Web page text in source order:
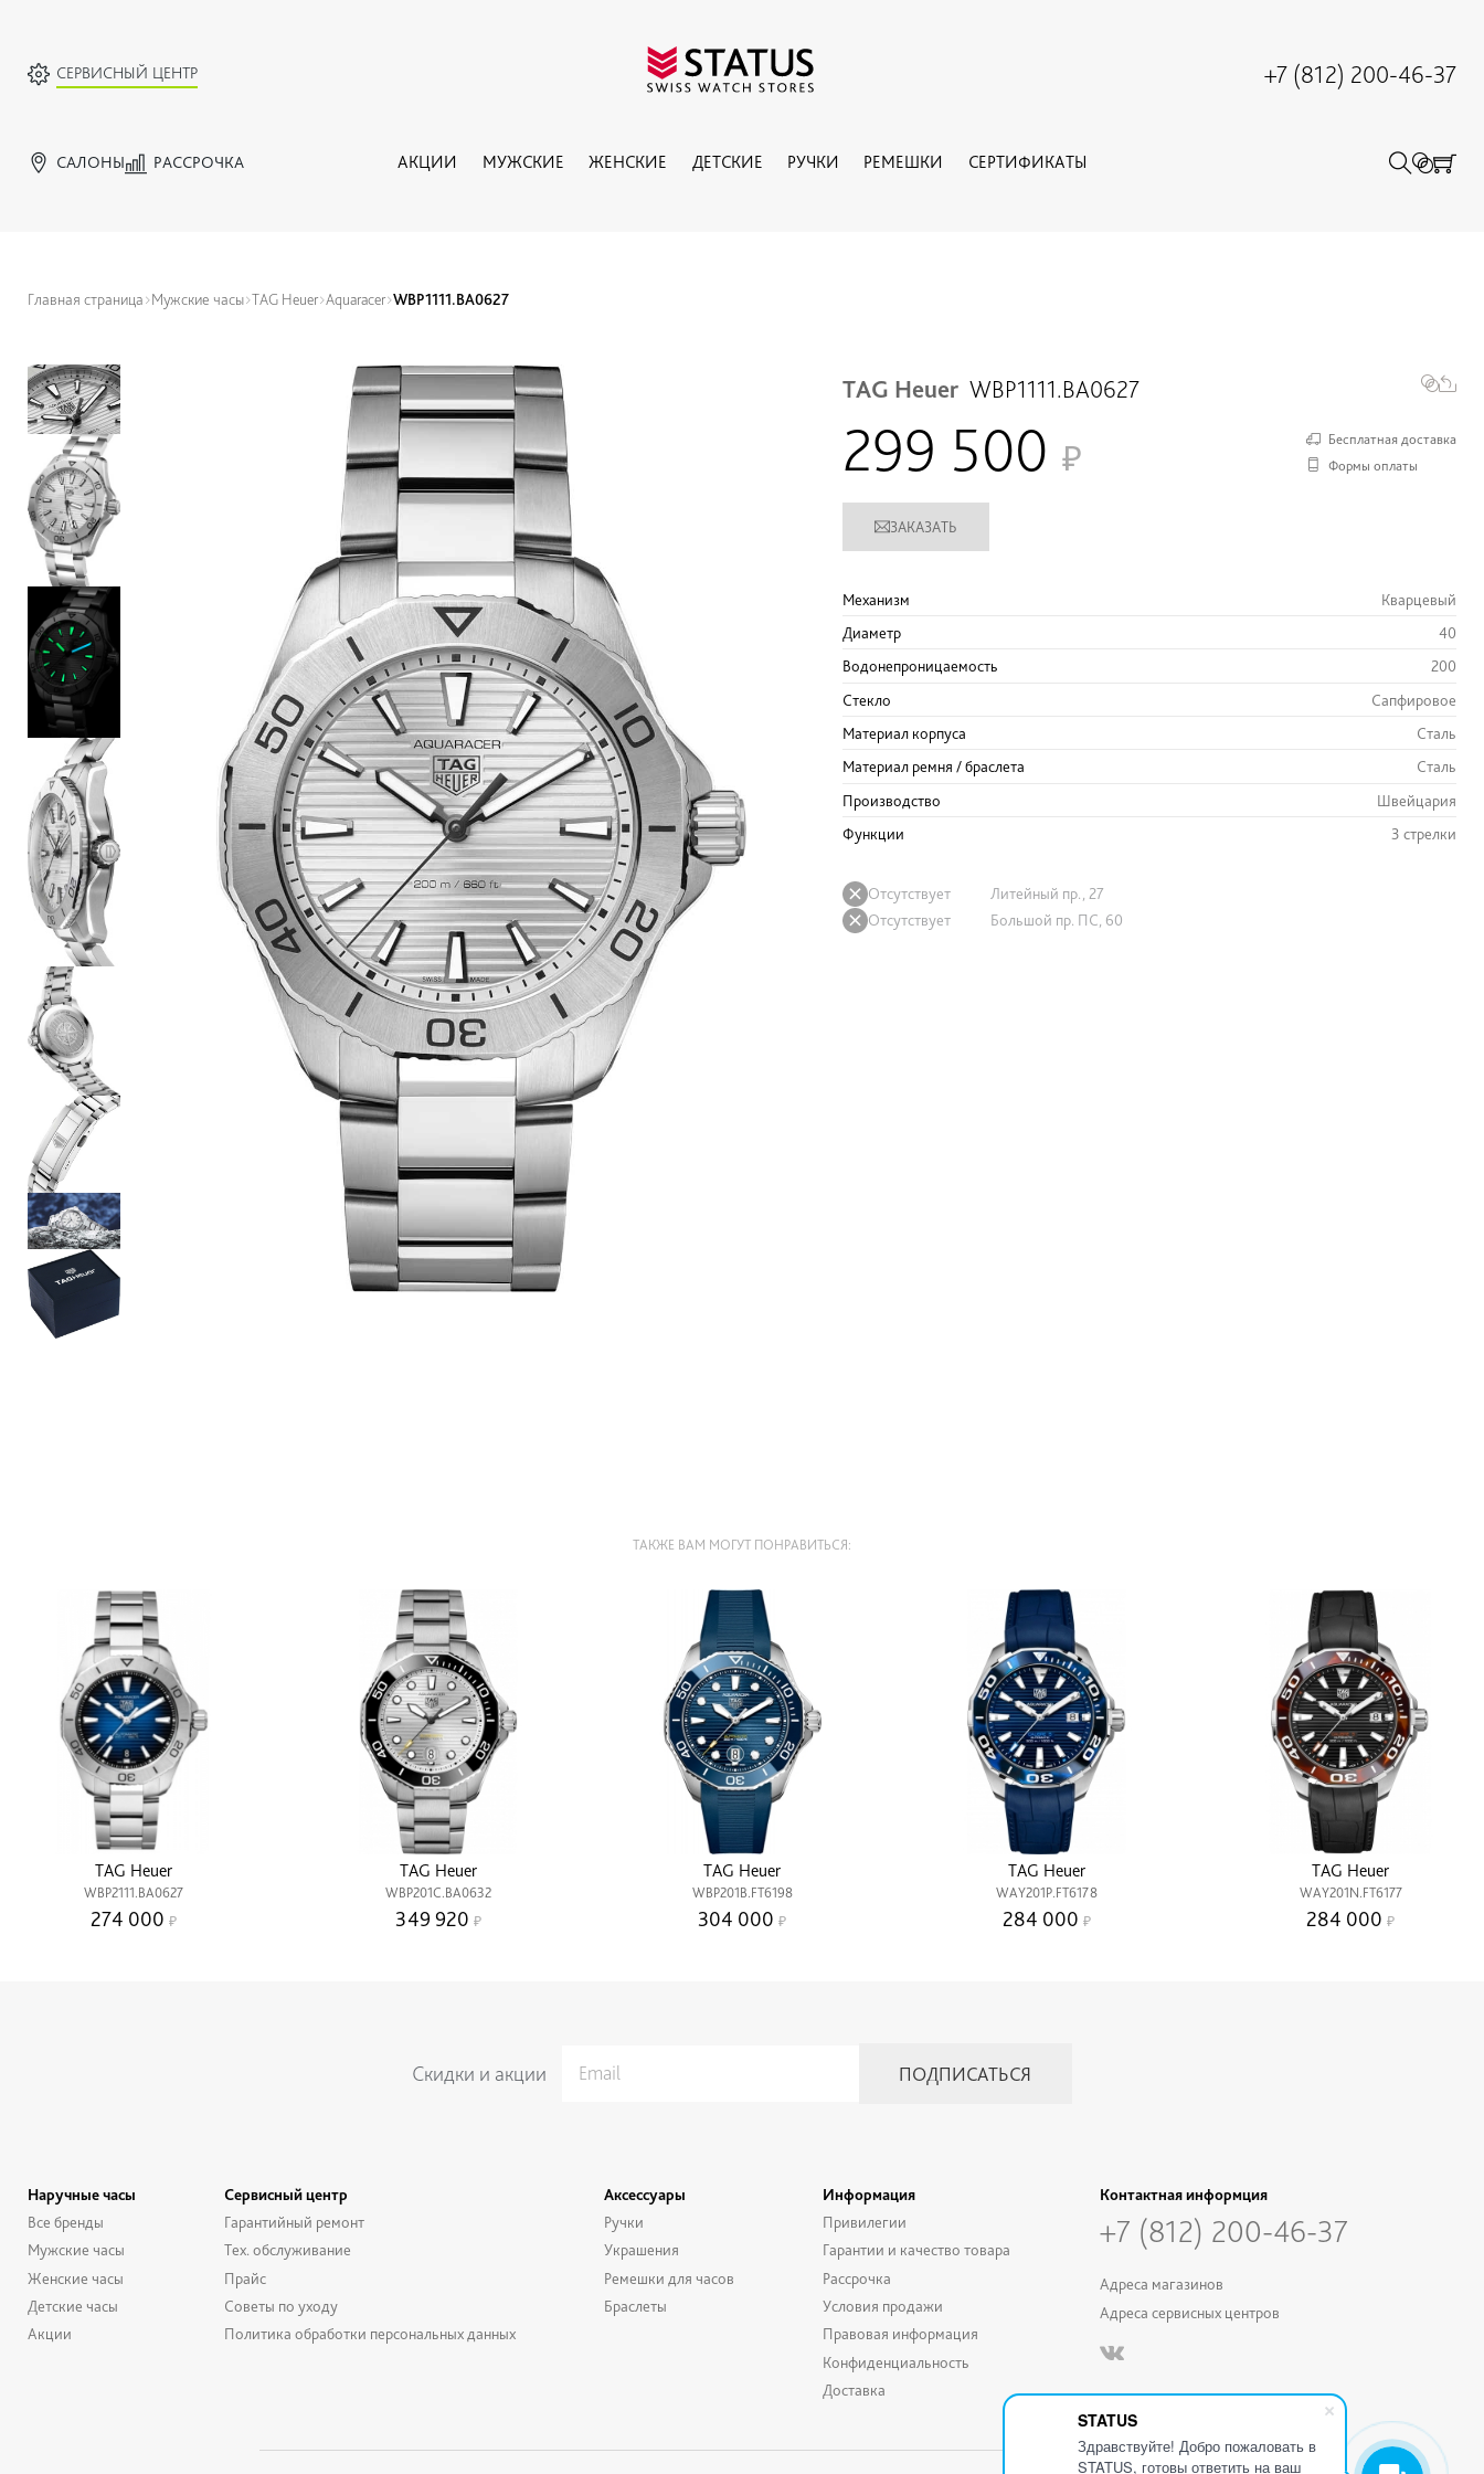
STATUS
Здравствуйте! Добро пожаловать в
STATUS, готовы ответить на ваш
СЕРВИСНЫЙ ЦЕНТР +7 (812) 200-46-37
САЛОНЫ РАССРОЧКА АКЦИИ МУЖСКИЕ ЖЕНСКИЕ ДЕТСКИЕ РУЧКИ РЕМЕШКИ СЕРТИФИКАТЫ
Главная страница Мужские часы TAG Heuer Aquaracer WBP1111.BA0627
TAG Heuer WBP1111.BA0627
299 500
Бесплатная доставка
Формы оплаты
ЗАКАЗАТЬ
Механизм
Кварцевый
Диаметр
40
Водонепроницаемость
200
Стекло
Сапфировое
Материал корпуса
Сталь
Материал ремня / браслета
Сталь
Производство
Швейцария
Функции
3 стрелки
Отсутствует
Литейный пр., 27
Отсутствует
Большой пр. ПС, 60
ТАКЖЕ ВАМ МОГУТ ПОНРАВИТЬСЯ:
TAG Heuer
WBP2111.BA0627
274 000
TAG Heuer
WBP201C.BA0632
349 920
TAG Heuer
WBP201B.FT6198
304 000
TAG Heuer
WAY201P.FT6178
284 000
TAG Heuer
WAY201N.FT6177
284 000
Скидки и акции
Наручные часы
Все бренды
Мужские часы
Женские часы
Детские часы
Акции
Сервисный центр
Гарантийный ремонт
Тех. обслуживание
Прайс
Советы по уходу
Политика обработки персональных данных
Аксессуары
Ручки
Украшения
Ремешки для часов
Браслеты
Информация
Привилегии
Гарантии и качество товара
Рассрочка
Условия продажи
Правовая информация
Конфиденциальность
Доставка
Контактная информция
+7 (812) 200-46-37
Адреса магазинов
Адреса сервисных центров